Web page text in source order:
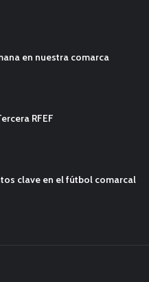
en nuestra comarca
RFEF
clave en el fútbol comarcal